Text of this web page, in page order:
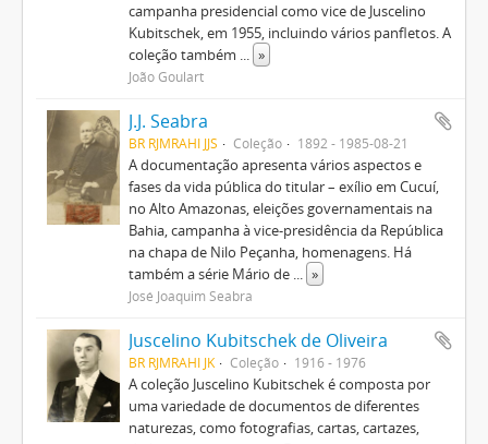
campanha presidencial como vice de Juscelino
Kubitschek, em 1955, incluindo vários panfletos. A
coleção também ... »
João Goulart
J.J. Seabra
BR RJMRAHI JJS Coleção 1892 - 1985-08-21
A documentação apresenta vários aspectos e
fases da vida pública do titular – exílio em Cucuí,
no Alto Amazonas, eleições governamentais na
Bahia, campanha à vice-presidência da República
na chapa de Nilo Peçanha, homenagens. Há
também a série Mário de ... »
José Joaquim Seabra
Juscelino Kubitschek de Oliveira
BR RJMRAHI JK Coleção 1916 - 1976
A coleção Juscelino Kubitschek é composta por
uma variedade de documentos de diferentes
naturezas, como fotografias, cartas, cartazes,